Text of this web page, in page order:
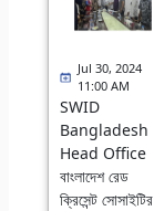
Jul 30, 2024
11:00 AM
SWID
Bangladesh
Head Office
বাংলাদেশ রেড
ক্রিসেন্ট সোসাইটির